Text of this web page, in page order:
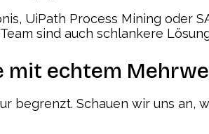
UiPath Process Mining oder
sind auch schlankere
mit echtem
begrenzt. Schauen wir uns an,